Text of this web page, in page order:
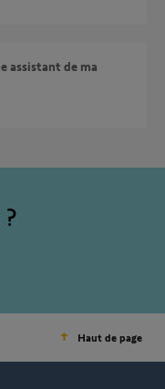
Haut de page